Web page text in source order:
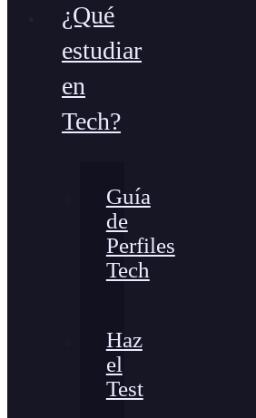
¿Qué
estudiar
en
Tech?
Guía
de
Perfiles
Tech
Haz
el
Test